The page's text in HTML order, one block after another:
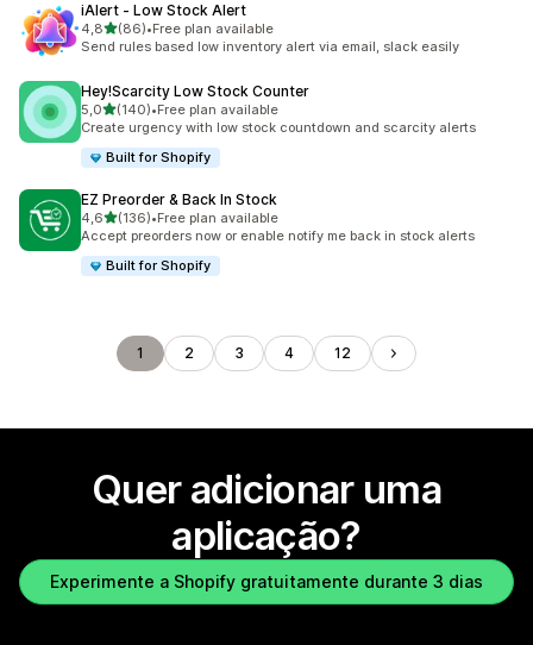
iAlert ‑ Low Stock Alert
4,8de 5 estrelas
(86)
86 total de avaliações
•Free plan available
Send rules based low inventory alert via email, slack easily
Hey!Scarcity Low Stock Counter
5,0de 5 estrelas
(140)
140 total de avaliações
•Free plan available
Create urgency with low stock countdown and scarcity alerts
Built for Shopify
EZ Preorder & Back In Stock
4,6de 5 estrelas
(136)
136 total de avaliações
•Free plan available
Accept preorders now or enable notify me back in stock alerts
Built for Shopify
1 2 3 4 12
Quer adicionar uma
aplicação?
Experimente a Shopify gratuitamente durante 3 dias